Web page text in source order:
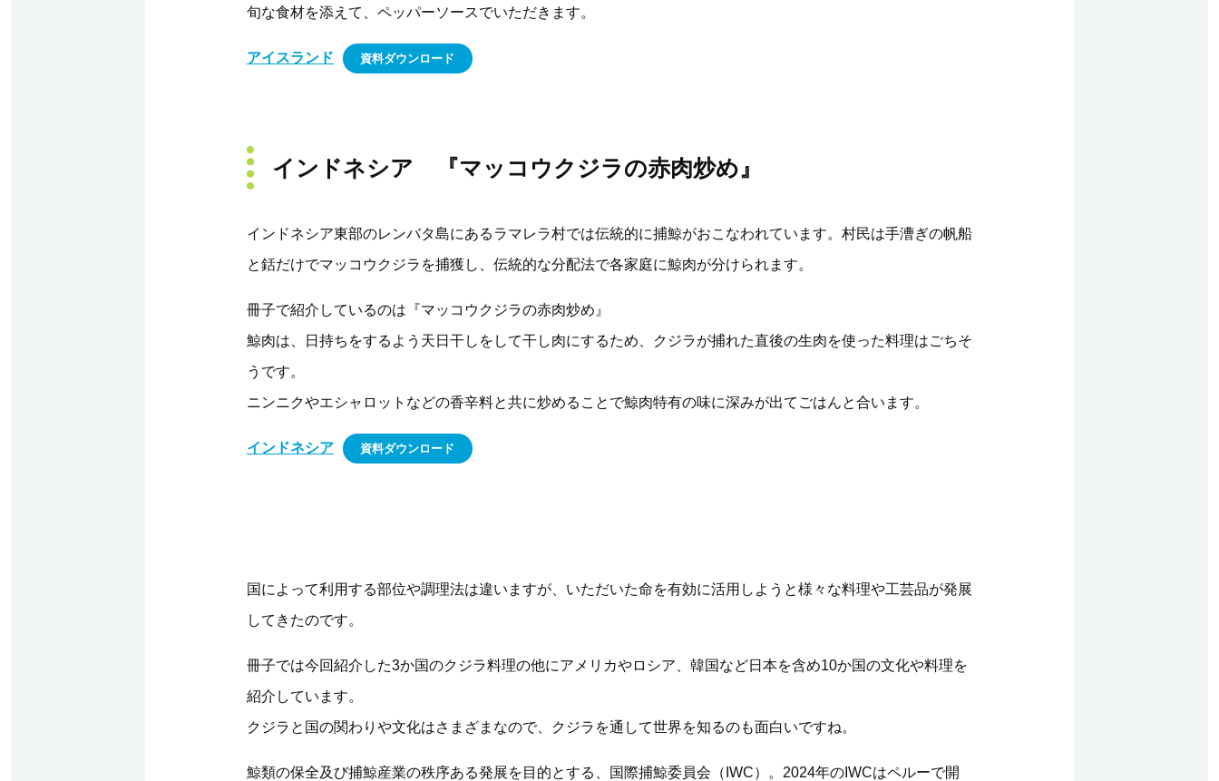
旬な食材を添えて、ペッパーソースでいただきます。
アイスランド 資料ダウンロード
インドネシア 『マッコウクジラの赤肉炒め』
インドネシア東部のレンバタ島にあるラマレラ村では伝統的に捕鯨がおこなわれています。村民は手漕ぎの帆船
と銛だけでマッコウクジラを捕獲し、伝統的な分配法で各家庭に鯨肉が分けられます。
冊子で紹介しているのは『マッコウクジラの赤肉炒め』
鯨肉は、日持ちをするよう天日干しをして干し肉にするため、クジラが捕れた直後の生肉を使った料理はごちそ
うです。
ニンニクやエシャロットなどの香辛料と共に炒めることで鯨肉特有の味に深みが出てごはんと合います。
インドネシア 資料ダウンロード
国によって利用する部位や調理法は違いますが、いただいた命を有効に活用しようと様々な料理や工芸品が発展
してきたのです。
冊子では今回紹介した3か国のクジラ料理の他にアメリカやロシア、韓国など日本を含め10か国の文化や料理を
紹介しています。
クジラと国の関わりや文化はさまざまなので、クジラを通して世界を知るのも面白いですね。
鯨類の保全及び捕鯨産業の秩序ある発展を目的とする、国際捕鯨委員会（IWC）。2024年のIWCはペルーで開